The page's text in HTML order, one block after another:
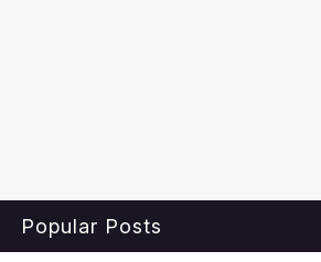
Popular Posts